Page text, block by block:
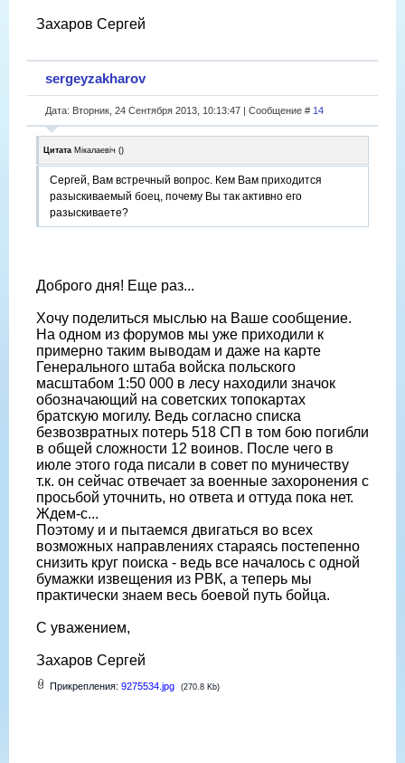
Захаров Сергей
sergeyzakharov
Дата: Вторник, 24 Сентября 2013, 10:13:47 | Сообщение # 14
Цитата Мікалаевіч ()
Сергей, Вам встречный вопрос. Кем Вам приходится
разыскиваемый боец, почему Вы так активно его
разыскиваете?
Доброго дня! Еще раз...
Хочу поделиться мыслью на Ваше сообщение.
На одном из форумов мы уже приходили к
примерно таким выводам и даже на карте
Генерального штаба войска польского
масштабом 1:50 000 в лесу находили значок
обозначающий на советских топокартах
братскую могилу. Ведь согласно списка
безвозвратных потерь 518 СП в том бою погибли
в общей сложности 12 воинов. После чего в
июле этого года писали в совет по муничеству
т.к. он сейчас отвечает за военные захоронения с
просьбой уточнить, но ответа и оттуда пока нет.
Ждем-с...
Поэтому и и пытаемся двигаться во всех
возможных направлениях стараясь постепенно
снизить круг поиска - ведь все началось с одной
бумажки извещения из РВК, а теперь мы
практически знаем весь боевой путь бойца.
С уважением,
Захаров Сергей
Прикрепления: 9275534.jpg (270.8 Kb)